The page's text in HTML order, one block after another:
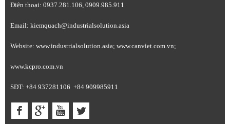
Điện thoại: 0937.281.106, 0909.985.911
Email: kiemquach@industrialsolution.asia
Website: www.industrialsolution.asia; www.canviet.com.vn;
www.kcpro.com.vn
SĐT: +84 937281106 +84 909985911